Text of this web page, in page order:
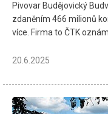
Pivovar Budějovický
zdaněním 466 milionů
více. Firma to ČTK
20.6.2025